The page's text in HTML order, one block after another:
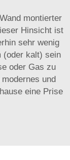
montierter
Hinsicht ist
sehr wenig
(oder kalt) sein
oder Gas zu
und
eine Prise